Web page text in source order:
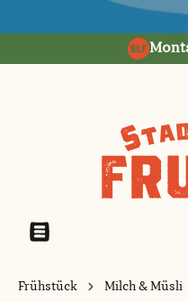
Frühstück Milch & Müsli